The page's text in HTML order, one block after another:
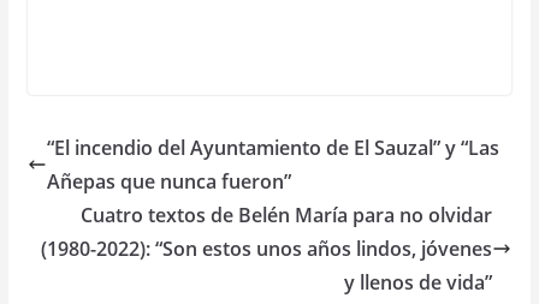
“El incendio del Ayuntamiento de El Sauzal” y “Las
Añepas que nunca fueron”
Cuatro textos de Belén María para no olvidar
(1980-2022): “Son estos unos años lindos, jóvenes
y llenos de vida”